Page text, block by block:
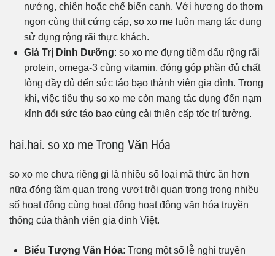
nướng, chiên hoặc chế biến canh. Với hương do thơm
ngon cùng thịt cứng cáp, so xo me luôn mang tác dụng
sử dụng rộng rãi thực khách.
Giá Trị Dinh Dưỡng: so xo me đựng tiềm dấu rộng rãi
protein, omega-3 cùng vitamin, đóng góp phần đủ chất
lỏng đầy đủ đến sức táo bạo thành viên gia đình. Trong
khi, việc tiêu thụ so xo me còn mang tác dụng đến nạm
kỉnh đổi sức táo bạo cùng cải thiện cấp tốc trí tưởng.
hai.hai. so xo me Trong Văn Hóa
so xo me chưa riêng gì là nhiều số loại mã thức ăn hơn
nữa đóng tầm quan trọng vượt trội quan trọng trong nhiều
số hoạt động cùng hoạt động hoạt động văn hóa truyền
thống của thành viên gia đình Việt.
Biểu Tượng Văn Hóa: Trong một số lễ nghi truyền